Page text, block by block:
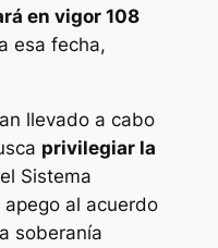
en vigor 108
esa fecha,
llevado a cabo
privilegiar la
Sistema
al acuerdo
soberanía